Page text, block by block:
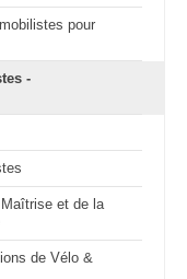
pour
-
et de la
de Vélo &